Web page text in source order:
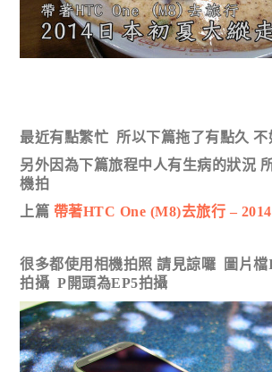
最近有點繁忙 所以下篇拖了有點久
另外因為下篇旅程中人有生病的狀況
機拍
上篇 帶著HTC One (M8)去旅行 –
很多都使用相機拍照 請見諒囉 圖片
拍攝 P開頭為EP5拍攝